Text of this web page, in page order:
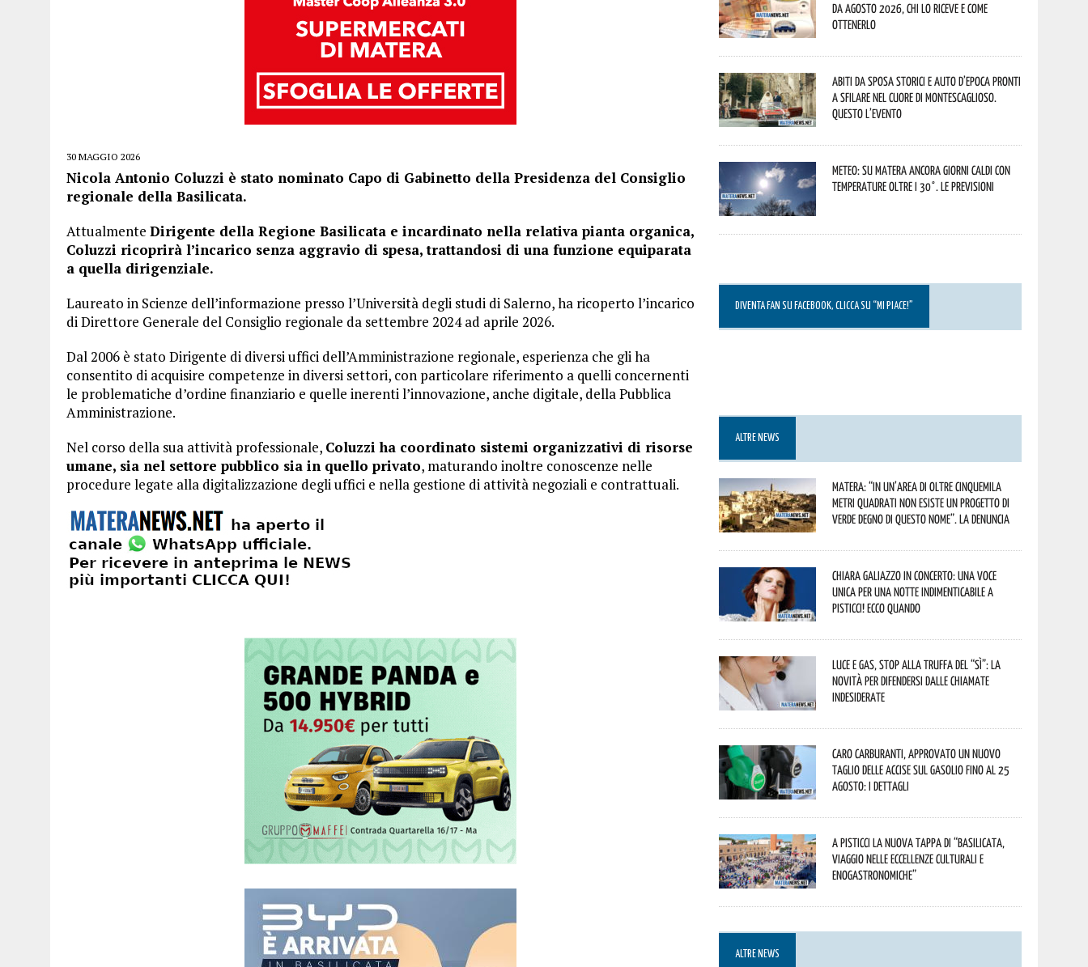
30 MAGGIO 2026
Nicola Antonio Coluzzi è stato nominato Capo di Gabinetto della Presidenza del Consiglio
regionale della Basilicata.
Attualmente Dirigente della Regione Basilicata e incardinato nella relativa pianta organica,
Coluzzi ricoprirà l’incarico senza aggravio di spesa, trattandosi di una funzione equiparata
a quella dirigenziale.
Laureato in Scienze dell’informazione presso l’Università degli studi di Salerno, ha ricoperto l’incarico
di Direttore Generale del Consiglio regionale da settembre 2024 ad aprile 2026.
Dal 2006 è stato Dirigente di diversi uffici dell’Amministrazione regionale, esperienza che gli ha
consentito di acquisire competenze in diversi settori, con particolare riferimento a quelli concernenti
le problematiche d’ordine finanziario e quelle inerenti l’innovazione, anche digitale, della Pubblica
Amministrazione.
Nel corso della sua attività professionale, Coluzzi ha coordinato sistemi organizzativi di risorse
umane, sia nel settore pubblico sia in quello privato, maturando inoltre conoscenze nelle
procedure legate alla digitalizzazione degli uffici e nella gestione di attività negoziali e contrattuali.
da agosto 2026, chi lo riceve e come
ottenerlo
Abiti da sposa storici e auto d’epoca pronti
a sfilare nel cuore di Montescaglioso.
Questo l’evento
Meteo: su Matera ancora giorni caldi con
temperature oltre i 30°. Le previsioni
DIVENTA FAN SU FACEBOOK, CLICCA SU “MI PIACE!”
ALTRE NEWS
Matera: “In un’area di oltre cinquemila
metri quadrati non esiste un progetto di
verde degno di questo nome”. La denuncia
Chiara Galiazzo in concerto: una voce
unica per una notte indimenticabile a
Pisticci! Ecco quando
Luce e gas, stop alla truffa del “Sì”: la
novità per difendersi dalle chiamate
indesiderate
Caro carburanti, approvato un nuovo
taglio delle accise sul gasolio fino al 25
agosto: i dettagli
A Pisticci la nuova tappa di “Basilicata,
viaggio nelle eccellenze culturali e
enogastronomiche”
ALTRE NEWS